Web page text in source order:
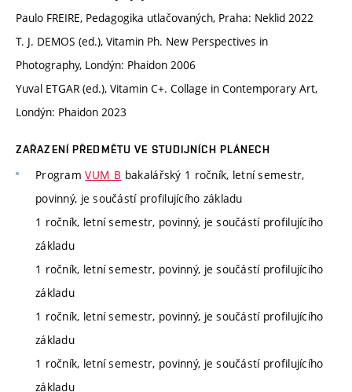
Paulo FREIRE, Pedagogika utlačovaných, Praha: Neklid 2022
T. J. DEMOS (ed.), Vitamin Ph. New Perspectives in
Photography, Londýn: Phaidon 2006
Yuval ETGAR (ed.), Vitamin C+. Collage in Contemporary Art,
Londýn: Phaidon 2023
ZAŘAZENÍ PŘEDMĚTU VE STUDIJNÍCH PLÁNECH
ProgramVUM_B bakalářský 1 ročník, letní semestr,
povinný, je součástí profilujícího základu
1 ročník, letní semestr, povinný, je součástí profilujícího
základu
1 ročník, letní semestr, povinný, je součástí profilujícího
základu
1 ročník, letní semestr, povinný, je součástí profilujícího
základu
1 ročník, letní semestr, povinný, je součástí profilujícího
základu